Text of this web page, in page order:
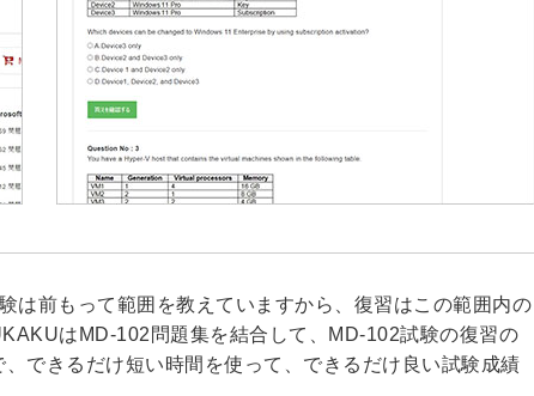
は前もって範囲を教えていますから、復習はこの範囲内の
はMD-102問題集を結合して、MD-102試験の復習の
できるだけ短い時間を使って、できるだけ良い試験成績